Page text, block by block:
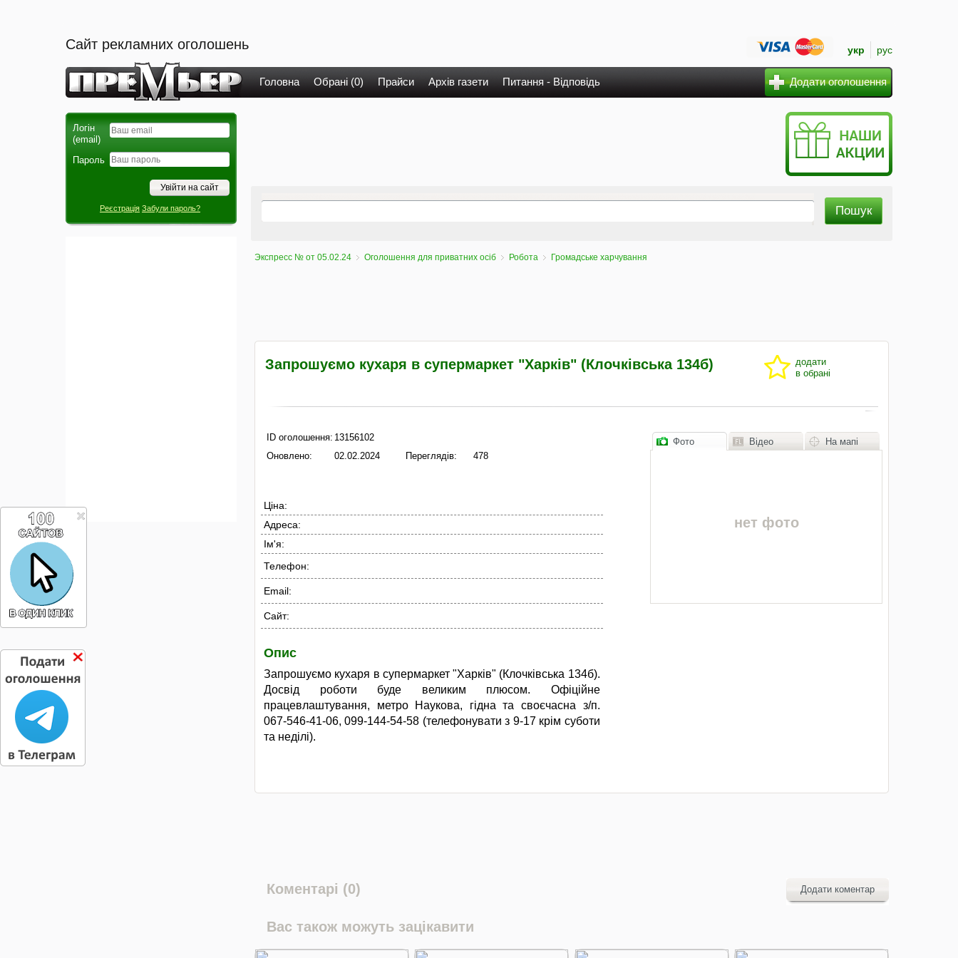
Сайт рекламних оголошень укр рус
Головна Обрані (0) Прайси Архів газети Питання - Відповідь Додати оголошення
Логін
(email)
Пароль
Реєстрація Забули пароль?
Экспресс № от 05.02.24 Оголошення для приватних осіб Робота Громадське харчування
Запрошуємо кухаря в супермаркет "Харків" (Клочківська 134б)
додати
в обрані
ID оголошення: 13156102
Оновлено:
02.02.2024 Переглядів: 478
Ціна:
Адреса:
Ім'я:
Телефон:
Email:
Сайт:
Опис
Запрошуємо кухаря в супермаркет "Харків" (Клочківська 134б).
Досвід роботи буде великим плюсом. Офіційне
працевлаштування, метро Наукова, гідна та своєчасна з/п.
067-546-41-06, 099-144-54-58 (телефонувати з 9-17 крім суботи
та неділі).
Фото Відео На мапі
нет фото
Коментарі (0) Додати коментар
Вас також можуть зацікавити